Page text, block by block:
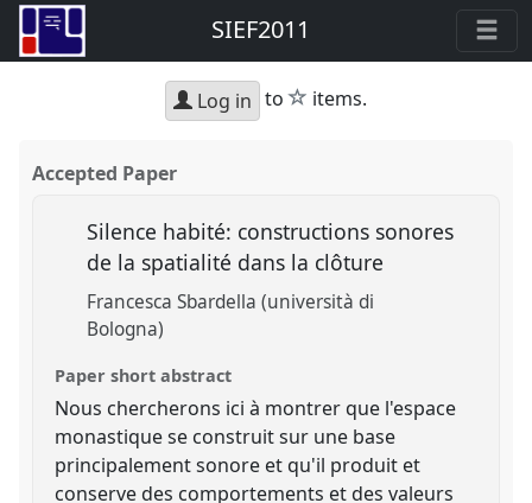
SIEF2011
Log in to star
items.
Accepted Paper
Silence habité: constructions sonores
de la spatialité dans la clôture
Francesca Sbardella (università di
Bologna)
Paper short abstract
Nous chercherons ici à montrer que l'espace
monastique se construit sur une base
principalement sonore et qu'il produit et
conserve des comportements et des valeurs